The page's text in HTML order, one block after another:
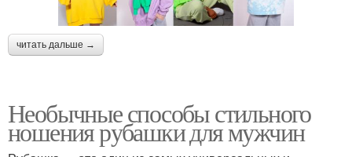
читать дальше →
Необычные способы стильного
ношения рубашки для мужчин